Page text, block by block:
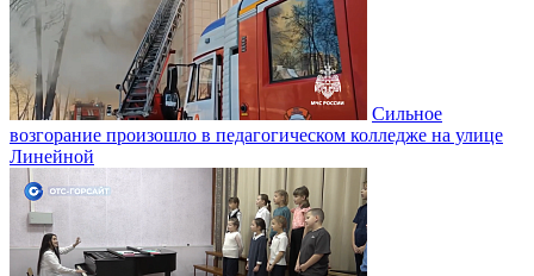
Сильное
возгорание произошло в педагогическом колледже на улице
Линейной